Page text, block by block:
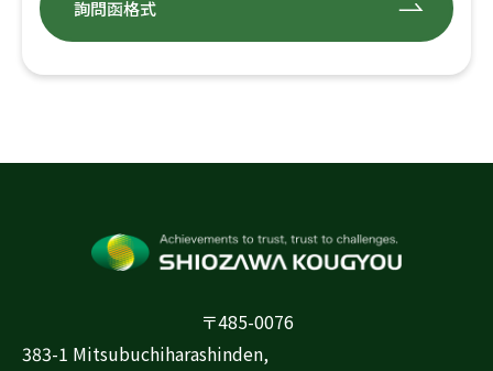
詢問函格式
〒485-0076
383-1 Mitsubuchiharashinden,